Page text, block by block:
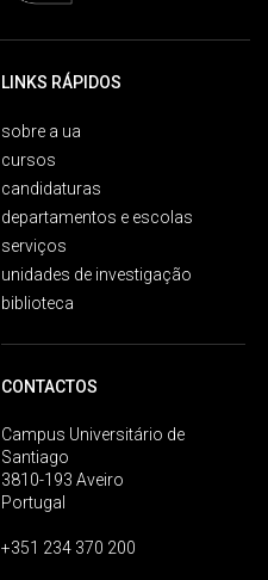
LINKS RÁPIDOS
sobre a ua
cursos
candidaturas
departamentos e escolas
serviços
unidades de investigação
biblioteca
CONTACTOS
Campus Universitário de
Santiago
3810-193 Aveiro
Portugal
+351 234 370 200